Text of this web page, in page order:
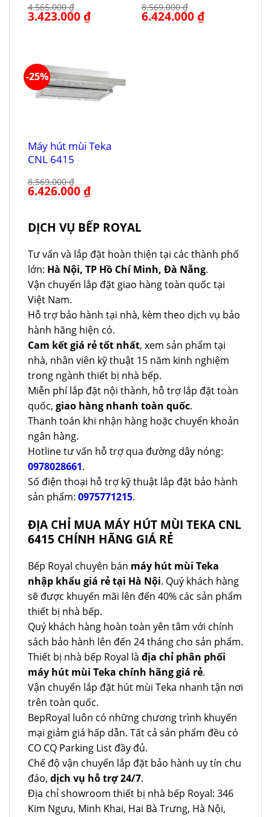
4.565.000₫
Giá
gốc
3.423.000₫Giá
hiện
8.569.000₫
Giá
gốc
6.424.000₫Giá
hiện
-25%
Máy hút mùi Teka
CNL 6415
8.569.000₫
Giá
gốc
6.426.000₫Giá
hiện
6.426.000 ₫.
DỊCH VỤ BẾP ROYAL
Tư vấn và lắp đặt hoàn thiện tại các thành phố
lớn: Hà Nội, TP Hồ Chí Minh, Đà Nẵng.
Vận chuyển lắp đặt giao hàng toàn quốc tại
Việt Nam.
Hỗ trợ bảo hành tại nhà, kèm theo dịch vụ bảo
hành hãng hiện có.
Cam kết giá rẻ tốt nhất, xem sản phẩm tại
nhà, nhân viên kỹ thuật 15 năm kinh nghiệm
trong ngành thiết bị nhà bếp.
Miễn phí lắp đặt nội thành, hỗ trợ lắp đặt toàn
quốc, giao hàng nhanh toàn quốc.
Thanh toán khi nhận hàng hoặc chuyển khoản
ngân hàng.
Hotline tư vấn hỗ trợ qua đường dây nóng:
0978028661.
Số điện thoại hỗ trợ kỹ thuật lắp đặt bảo hành
sản phẩm: 0975771215.
ĐỊA CHỈ MUA MÁY HÚT MÙI TEKA CNL
6415 CHÍNH HÃNG GIÁ RẺ
Bếp Royal chuyên bán máy hút mùi Teka
nhập khẩu giá rẻ tại Hà Nội. Quý khách hàng
sẽ được khuyến mãi lên đến 40% các sản phẩm
thiết bị nhà bếp.
Quý khách hàng hoàn toàn yên tâm với chính
sách bảo hành lên đến 24 tháng cho sản phẩm.
Thiết bị nhà bếp Royal là địa chỉ phân phối
máy hút mùi Teka chính hãng giá rẻ.
Vận chuyển lắp đặt hút mùi Teka nhanh tận nơi
trên toàn quốc.
BepRoyal luôn có những chương trình khuyến
mại giảm giá hấp dẫn. Tất cả sản phẩm đều có
CO CQ Parking List đầy đủ.
Chế độ vận chuyển lắp đặt bảo hành uy tín chu
đáo, dịch vụ hỗ trợ 24/7.
Địa chỉ showroom thiết bị nhà bếp Royal: 346
Kim Ngưu, Minh Khai, Hai Bà Trưng, Hà Nội,